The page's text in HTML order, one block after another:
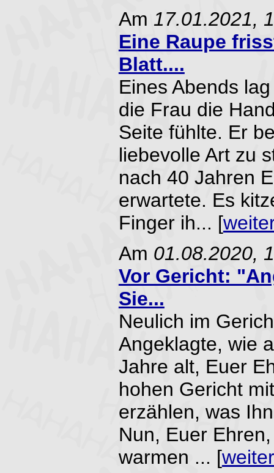
Am 17.01.2021,
Eine Raupe
Blatt....
Eines Abends
die Frau die
Seite fühlte. Er
liebevolle Art zu
nach 40 Jahren
erwartete. Es
Finger ih... [
Am 01.08.2020,
Vor Gericht:
Sie...
Neulich im
Angeklagte, wie
Jahre alt, Euer
hohen Gericht
erzählen, was
Nun, Euer
warmen ... [weiter